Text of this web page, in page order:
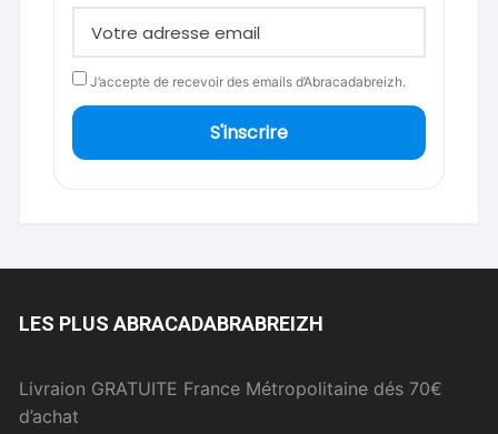
J’accepte de recevoir des emails d’Abracadabreizh.
S'inscrire
LES PLUS ABRACADABRABREIZH
Livraion GRATUITE France Métropolitaine dés 70€
d’achat